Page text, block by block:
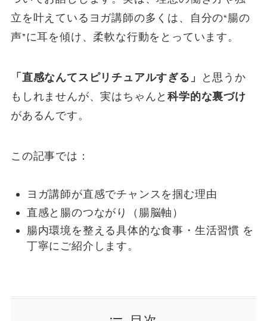
立を叶えているヨガ講師の多くは、自分の“腸の
声”に耳を傾け、柔軟な行動をとっています。
「直感なんてスピリチュアルすぎる」
と思うか
もしれませんが、実はちゃんと科学的な裏づけ
があるんです。
この記事では：
ヨガ講師が直感でチャンスを掴む理由
直感と腸のつながり（腸脳軸）
腸内環境を整える具体的な食事・生活習慣 を
丁寧にご紹介します。